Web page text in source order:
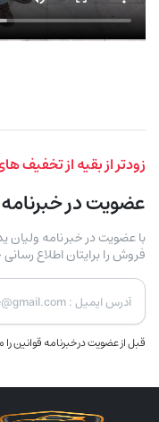
زودتر از بقیه از تخفیف
عضویت در
با عضویت در خبر نامه ولیان
فروش را برایتان اطلاع
قبل از عضویت در خبرنامه قوانین